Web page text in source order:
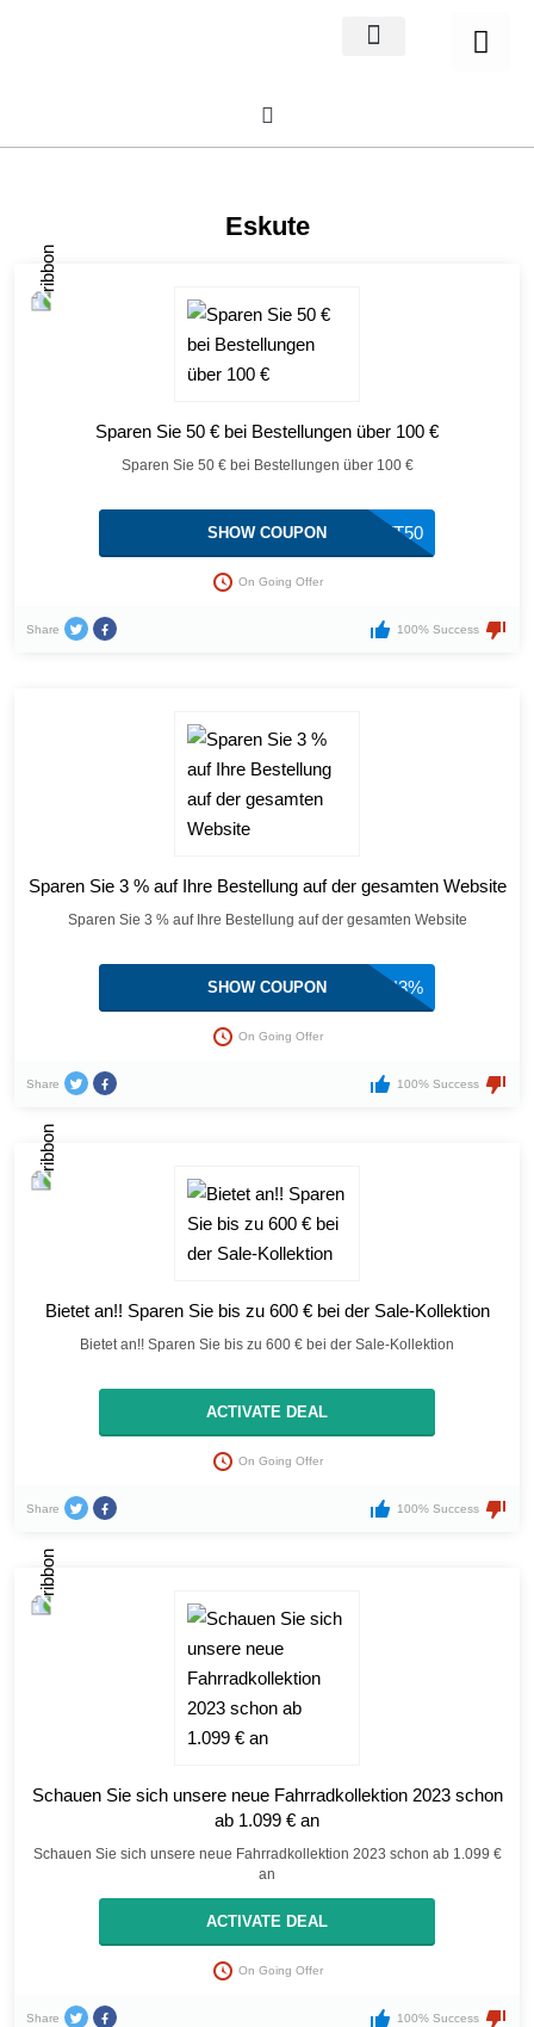
Eskute
Sparen Sie 50 € bei Bestellungen über 100 €
Sparen Sie 50 € bei Bestellungen über 100 €
TT50
SHOW COUPON
On Going Offer
Share 100% Success
Sparen Sie 3 % auf Ihre Bestellung auf der gesamten Website
Sparen Sie 3 % auf Ihre Bestellung auf der gesamten Website
AWIN3%
SHOW COUPON
On Going Offer
Share 100% Success
Bietet an!! Sparen Sie bis zu 600 € bei der Sale-Kollektion
Bietet an!! Sparen Sie bis zu 600 € bei der Sale-Kollektion
ACTIVATE DEAL
On Going Offer
Share 100% Success
Schauen Sie sich unsere neue Fahrradkollektion 2023 schon
ab 1.099 € an
Schauen Sie sich unsere neue Fahrradkollektion 2023 schon ab 1.099 €
an
ACTIVATE DEAL
On Going Offer
Share 100% Success